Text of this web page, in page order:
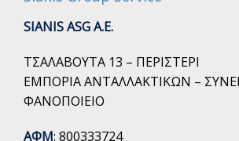
SIANIS ASG A.E.
ΤΣΑΛΑΒΟΥΤΑ 13 – ΠΕΡΙΣΤΕΡΙ
ΕΜΠΟΡΙΑ ΑΝΤΑΛΛΑΚΤΙΚΩΝ –
ΦΑΝΟΠΟΙΕΙΟ
ΑΦΜ: 800333724